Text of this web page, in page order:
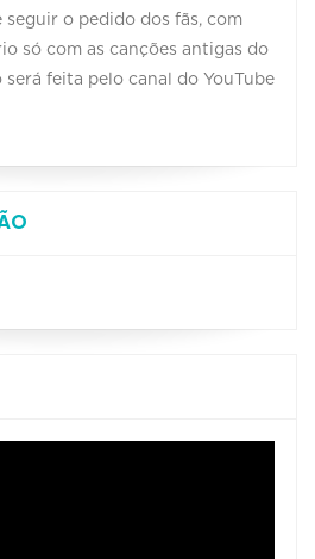
o pedido dos fãs, com
só com as canções antigas do
feita pelo canal do YouTube